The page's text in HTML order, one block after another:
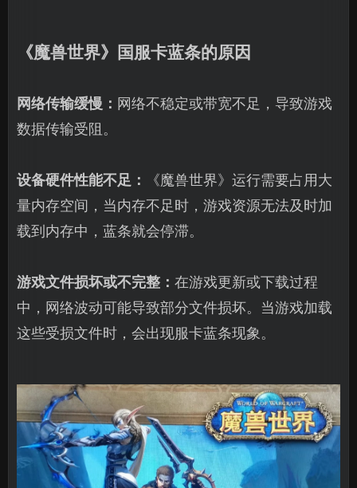
《魔兽世界》国服卡蓝条的原因
网络传输缓慢： 网络不稳定或带宽不足，导致游戏
数据传输受阻。
设备硬件性能不足：
《魔兽世界》运行需要占用大
量内存空间，当内存不足时，游戏资源无法及时加
载到内存中，蓝条就会停滞。
游戏文件损坏或不完整： 在游戏更新或下载过程
中，网络波动可能导致部分文件损坏。当游戏加载
这些受损文件时，会出现服卡蓝条现象。